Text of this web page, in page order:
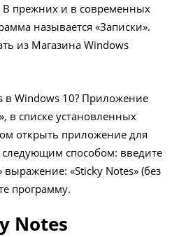
В прежних и в современных
называется «Записки».
из Магазина Windows
в Windows 10? Приложение
в списке установленных
открыть приложение для
способом: введите
«Sticky Notes» (без
программу.
Notes